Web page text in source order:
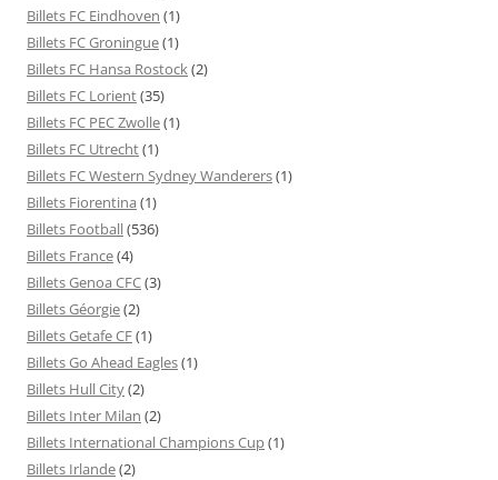
Billets FC Eindhoven (1)
Billets FC Groningue(1)
Billets FC Hansa Rostock(2)
Billets FC Lorient(35)
Billets FC PEC Zwolle(1)
Billets FC Utrecht(1)
Billets FC Western Sydney Wanderers(1)
Billets Fiorentina (1)
Billets Football(536)
Billets France(4)
Billets Genoa CFC(3)
Billets Géorgie(2)
Billets Getafe CF(1)
Billets Go Ahead Eagles(1)
Billets Hull City(2)
Billets Inter Milan (2)
Billets International Champions Cup(1)
Billets Irlande(2)